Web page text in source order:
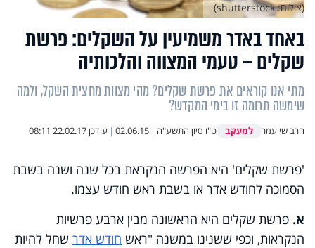
באחד באדר משמיעין על השקלים: פרשת
שקלים – טעמי המצווה והלכותיה
מתי אנו קוראים את פרשת שקלים? מהי מצוות מחצית השקל, ולמה
שימשה תרומה זו בימי המקדש?
הרב שי עמר למעקב ט"ו סיון התשע"ה |
02.06.15
| עודכן22.02.17 08:11
(צילום: shutterstock)
'פרשת שקלים' היא הפרשה הנקראת בכל שנה ושנה בשבת
הסמוכה לחודש אדר או בשבת ראש חודש עצמו.
א. פרשת שקלים היא הראשונה מבין ארבע פרשיות
הנקראות, וכפי ששנינו במשנה "ראש חודש אדר שחל להיות